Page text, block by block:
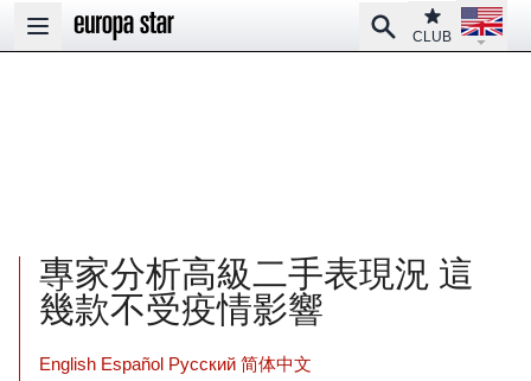
Open main menu
SearchClub
CLUB
Open
專家分析高級二手表現況 這
幾款不受疫情影響
English Español Pусский 简体中文